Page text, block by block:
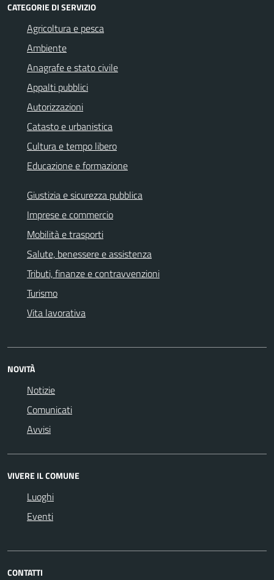
CATEGORIE DI SERVIZIO
Agricoltura e pesca
Ambiente
Anagrafe e stato civile
Appalti pubblici
Autorizzazioni
Catasto e urbanistica
Cultura e tempo libero
Educazione e formazione
Giustizia e sicurezza pubblica
Imprese e commercio
Mobilità e trasporti
Salute, benessere e assistenza
Tributi, finanze e contravvenzioni
Turismo
Vita lavorativa
NOVITÀ
Notizie
Comunicati
Avvisi
VIVERE IL COMUNE
Luoghi
Eventi
CONTATTI